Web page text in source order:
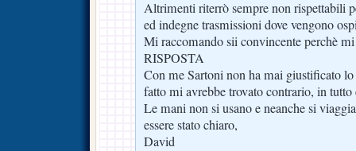
Altrimenti riterrò sempre non rispettabili
ed indegne trasmissioni dove vengono
Mi raccomando sii convincente perchè
RISPOSTA
Con me Sartoni non ha mai giustificato lo
fatto mi avrebbe trovato contrario, in tutto
Le mani non si usano e neanche si
essere stato chiaro,
David